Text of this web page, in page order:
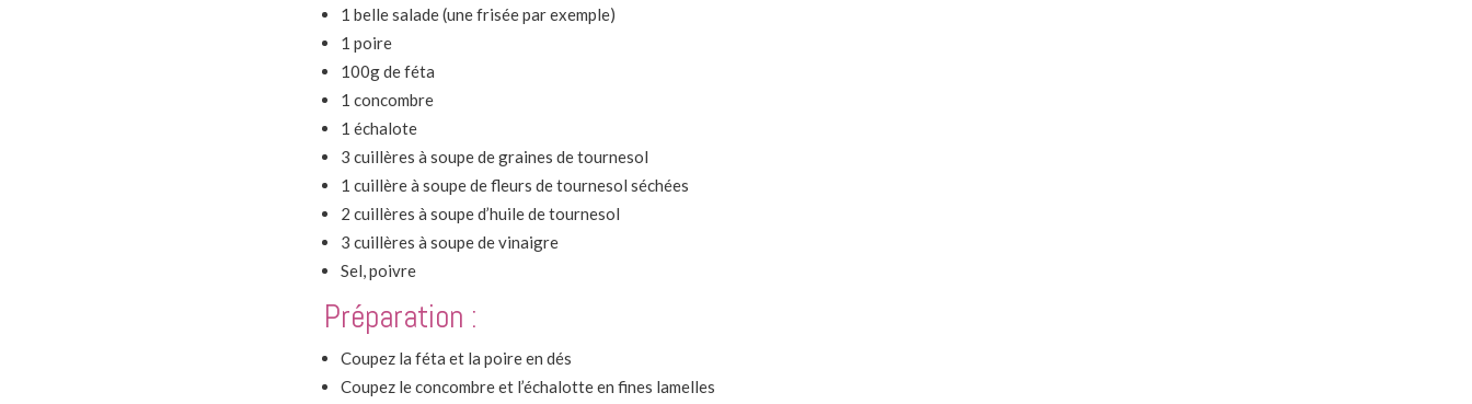
1 belle salade (une frisée par exemple)
1 poire
100g de féta
1 concombre
1 échalote
3 cuillères à soupe de graines de tournesol
1 cuillère à soupe de fleurs de tournesol séchées
2 cuillères à soupe d’huile de tournesol
3 cuillères à soupe de vinaigre
Sel, poivre
Préparation :
Coupez la féta et la poire en dés
Coupez le concombre et l’échalotte en fines lamelles